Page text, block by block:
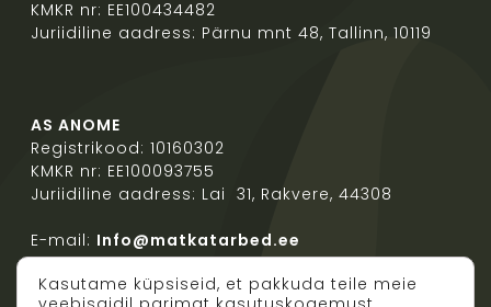
KMKR nr: EE100434482
Juriidiline aadress: Pärnu mnt 48, Tallinn, 10119
AS ANOME
Registrikood: 10160302
KMKR nr: EE100093755
Juriidiline aadress: Lai 31, Rakvere, 44308
E-mail: Info@matkatarbed.ee
Kasutame küpsiseid, et pakkuda teile meie